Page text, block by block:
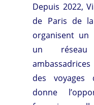
Depuis 2022,
de Paris de
organisent
un réseau
des voyages
donne